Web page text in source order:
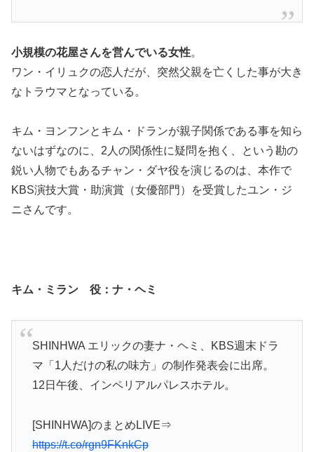
小規模の花屋さんを営んでいる女性。
ワン・イリュクの恋人だが、突然父親を亡くした事が大き
なトラウマとなっている。
キム・ヨンフンとキム・ドランが親子関係である事を知ら
ないはずなのに、2人の関係性に疑問を抱く、という勘の
鋭い人物でもあるチャン・ダヤ役を演じるのは、本作で
KBS演技大賞・助演賞（女優部門）を受賞したユン・ジ
ニさんです。
キム・ミラン 役：ナ・ヘミ
SHINHWA エリックの妻ナ・ヘミ、KBS週末ドラ
マ「1人だけの私の味方」の制作発表会に出席。
12日午後、インペリアルパレスホテル。
[SHINHWA]のまとめLIVE⇒
https://t.co/rgn9FKnkCp